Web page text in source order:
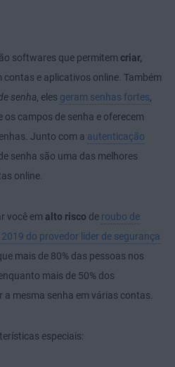
softwares que permitem criar,
contas e aplicativos online. Também
senha, eles geram senhas fortes,
campos de senha e oferecem
Junto com a autenticação
senha são uma das melhores
online.
você em alto risco de roubo de
do provedor líder de segurança
mais de 80% das pessoas nos
mais de 50% dos
mesma senha em várias contas.
especiais: